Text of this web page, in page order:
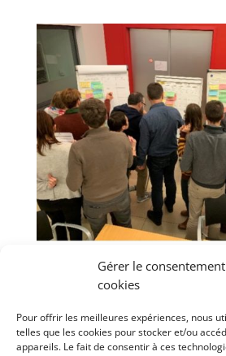
Gérer le
cookies
Pour offrir les meilleures expériences, nous
telles que les cookies pour stocker et/ou
appareils. Le fait de consentir à ces
Processus de co-construction
du Square Léopold à Namur
PROCESSUS DE CO-